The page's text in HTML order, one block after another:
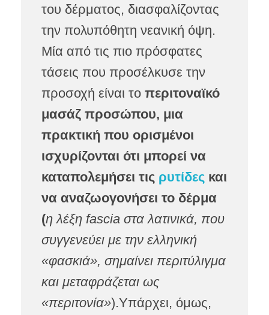
του δέρματος, διασφαλίζοντας
την πολυπόθητη νεανική όψη.
Μία από τις πιο πρόσφατες
τάσεις που προσέλκυσε την
προσοχή είναι το περιτοναϊκό
μασάζ προσώπου, μια
πρακτική που ορισμένοι
ισχυρίζονται ότι μπορεί να
καταπολεμήσει τις ρυτίδεςκαι
να αναζωογονήσει το δέρμα
(η λέξη fascia στα λατινικά, που
συγγενεύει με την ελληνική
«φασκιά», σημαίνει περιτύλιγμα
και μεταφράζεται ως
«περιτονία»).Υπάρχει, όμως,